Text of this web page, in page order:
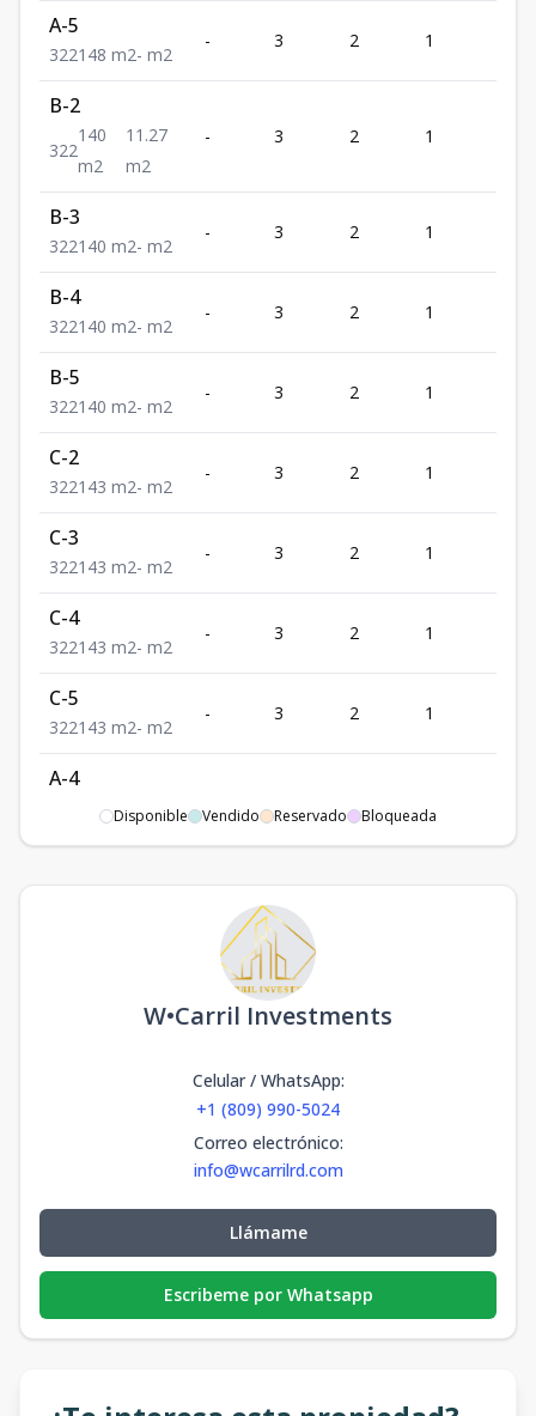
A-5
322148 m2- m2
- 3 2 1
B-2
322
140
m2
11.27
m2
- 3 2 1
B-3
322140 m2- m2
- 3 2 1
B-4
322140 m2- m2
- 3 2 1
B-5
322140 m2- m2
- 3 2 1
C-2
322143 m2- m2
- 3 2 1
C-3
322143 m2- m2
- 3 2 1
C-4
322143 m2- m2
- 3 2 1
C-5
322143 m2- m2
- 3 2 1
A-4
148m2- m2
Disponible Vendido Reservado Bloqueada
W•Carril Investments
Celular / WhatsApp:
+1 (809) 990-5024
Correo electrónico:
info@wcarrilrd.com
Llámame
Escribeme por Whatsapp